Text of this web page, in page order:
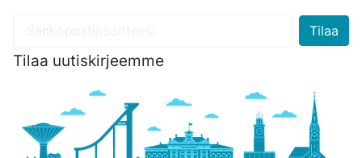
Tilaa uutiskirjeemme